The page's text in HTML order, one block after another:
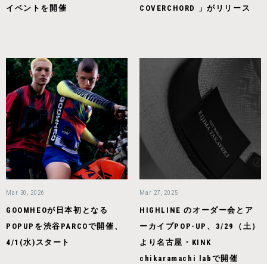
イベントを開催
COVERCHORD 」がリリース
Mar 30, 2026
GOOMHEOが日本初となる
POPUPを渋谷PARCOで開催、
4/1(水)スタート
Mar 27, 2025
HIGHLINE のオーダー会とア
ーカイブPOP-UP、3/29（土）
より名古屋・KINK
chikaramachi labで開催